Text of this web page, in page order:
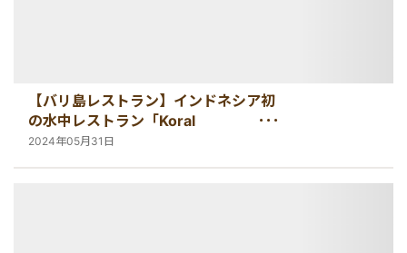
【バリ島レストラン】インドネシア初
の水中レストラン「Koral
Restaurant」のオンライン予約につい
2024年05月31日